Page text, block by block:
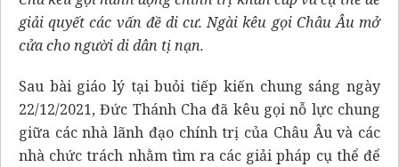
giải quyết các vấn đề di cư. Ngài kêu gọi Châu Âu mở
cửa cho người di dân tị nạn.
Sau bài giáo lý tại buỏi tiếp kiến chung sáng ngày
22/12/2021, Đức Thánh Cha đã kêu gọi nỗ lực chung
giữa các nhà lãnh đạo chính trị của Châu Âu và các
nhà chức trách nhằm tìm ra các giải pháp cụ thể để